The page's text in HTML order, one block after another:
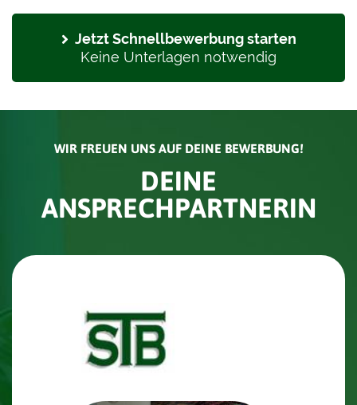
Jetzt Schnellbewerbung starten
Keine Unterlagen notwendig
WIR FREUEN UNS AUF DEINE BEWERBUNG!
DEINE
ANSPRECHPARTNERIN